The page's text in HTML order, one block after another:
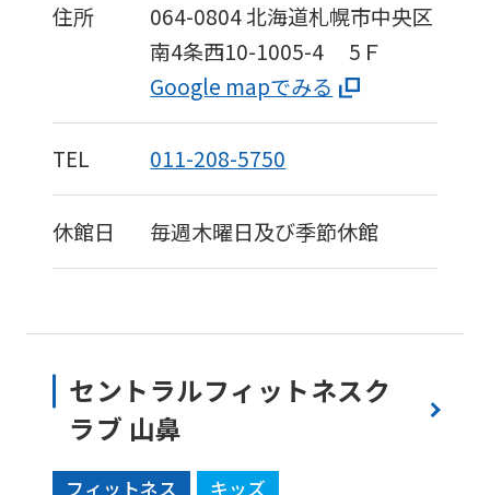
住所 064-0804北海道札幌市中央区
南4条西10-1005-4
5Ｆ
Google mapでみる
TEL 011-208-5750
休館日 毎週木曜日及び季節休館
セントラルフィットネスク
ラブ 山鼻
フィットネス キッズ